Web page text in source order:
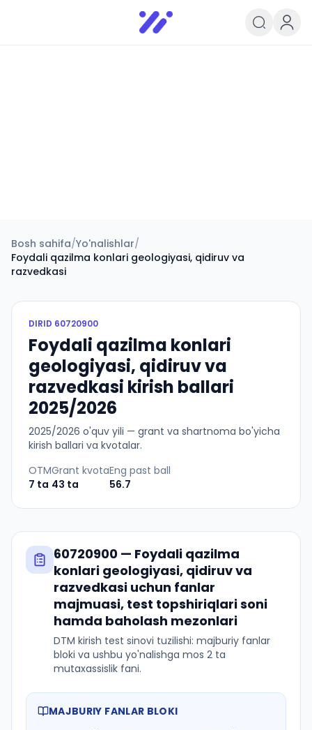
Infoedu
Ta&#039;lim xabarlari va
Bosh sahifa/Yo'nalishlar/
Foydali qazilma konlari geologiyasi, qidiruv va
razvedkasi
DIRID 60720900
Foydali qazilma konlari
geologiyasi, qidiruv va
razvedkasi kirish ballari
2025/2026
2025/2026 o'quv yili — grant va shartnoma bo'yicha
kirish ballari va kvotalar.
OTM
7 ta
Grant kvota
43 ta
Eng past ball
56.7
60720900 — Foydali qazilma
konlari geologiyasi, qidiruv va
razvedkasi uchun fanlar
majmuasi, test topshiriqlari soni
hamda baholash mezonlari
DTM kirish test sinovi tuzilishi: majburiy fanlar
bloki va ushbu yo'nalishga mos 2 ta
mutaxassislik fani.
MAJBURIY FANLAR BLOKI